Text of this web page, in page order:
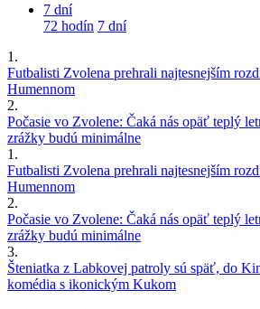
7 dní
72 hodín 7 dní
1.
Futbalisti Zvolena prehrali najtesnejším
Humennom
2.
Počasie vo Zvolene: Čaká nás opäť teplý
zrážky budú minimálne
1.
Futbalisti Zvolena prehrali najtesnejším
Humennom
2.
Počasie vo Zvolene: Čaká nás opäť teplý
zrážky budú minimálne
3.
Šteniatka z Labkovej patroly sú späť, do
komédia s ikonickým Kukom